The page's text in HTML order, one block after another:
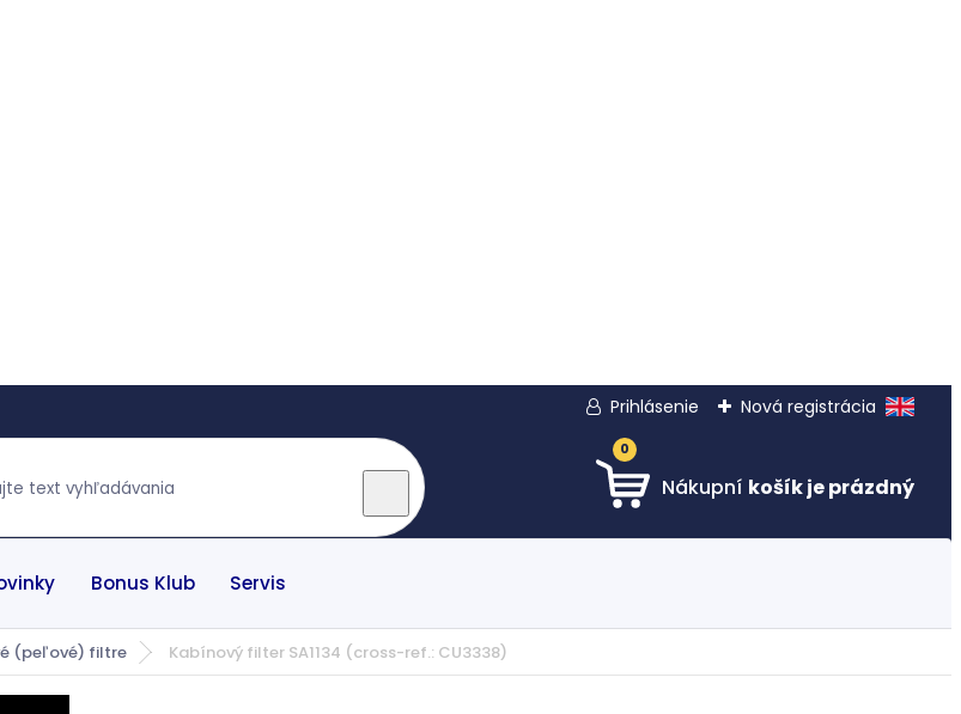
Prihlásenie Nová registrácia
0
Bonus Klub Servis
(peľové) filtre Kabínový filter SA1134 (cross-ref.: CU3338)